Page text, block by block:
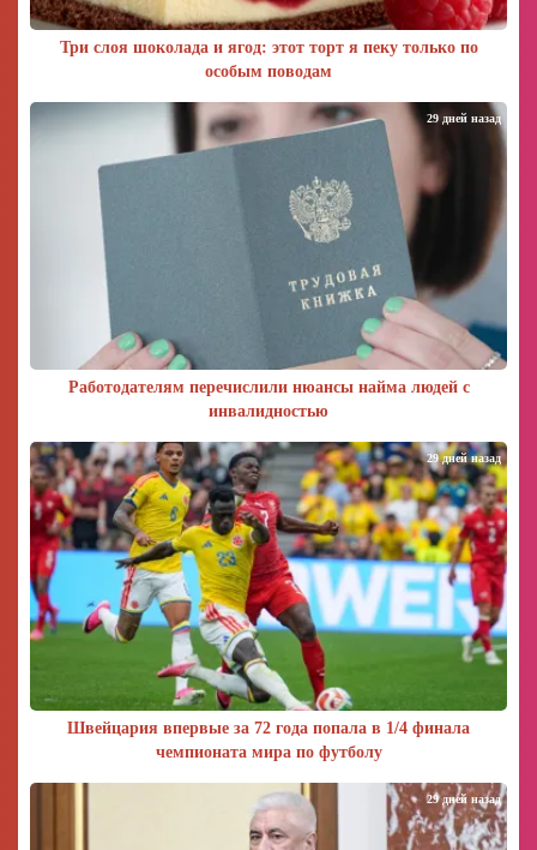
Три слоя шоколада и ягод: этот торт я пеку только по
особым поводам
Работодателям перечислили нюансы найма людей с
инвалидностью
29 дней назад
Швейцария впервые за 72 года попала в 1/4 финала
чемпионата мира по футболу
29 дней назад
29 дней назад